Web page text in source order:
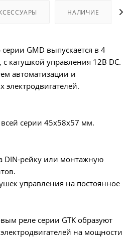
НАЛИЧИЕ
GMD выпускается в 4
катушкой управления 12В DC.
автоматизации и
серии 45x58x57 мм.
рейку или монтажную
управления на постоянное
реле серии GTK образуют
на мощности